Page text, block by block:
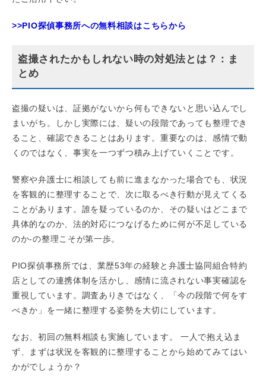
>>PIO探偵事務所への無料相談はこちらから
盗撮されたかもしれない時の対処法とは？：ま
とめ
盗撮の疑いは、証拠がないから何もできないと思い込んでし
まいがち。しかし実際には、疑いの段階であっても整理でき
ること、確認できることはあります。重要なのは、感情で動
くのではなく、事実を一つずつ積み上げていくことです。
警察や弁護士に相談しても前に進まなかった場合でも、状況
を客観的に整理することで、次に取るべき行動が見えてくる
ことがあります。誰を疑っているのか、その疑いはどこまで
具体的なのか、法的対応につなげるために何が不足している
のか-の整理こそが第一歩。
PIO探偵事務所では、業歴53年の経験と弁護士協同組合特約
店としての連携体制を活かし、感情に流されない事実確認を
重視しています。調査ありきではなく、「今の段階で何をす
べきか」を一緒に整理する姿勢を大切にしています。
なお、初回の無料相談も実施しています。 一人で抱え込ま
ず、まずは状況を客観的に整理することから始めてみてはい
かがでしょうか？